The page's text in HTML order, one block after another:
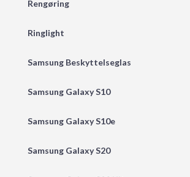
Rengøring
Ringlight
Samsung Beskyttelseglas
Samsung Galaxy S10
Samsung Galaxy S10e
Samsung Galaxy S20